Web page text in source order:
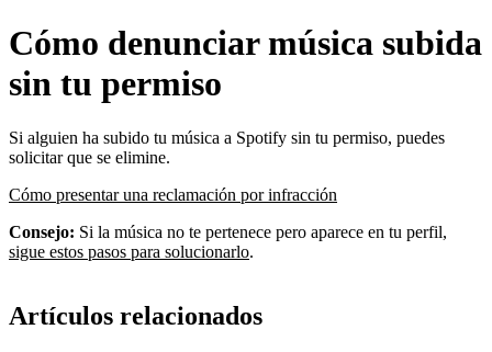
Cómo denunciar música subida
sin tu permiso
Si alguien ha subido tu música a Spotify sin tu permiso, puedes
solicitar que se elimine.
Cómo presentar una reclamación por infracción
Consejo: Si la música no te pertenece pero aparece en tu perfil,
sigue estos pasos para solucionarlo.
Artículos relacionados